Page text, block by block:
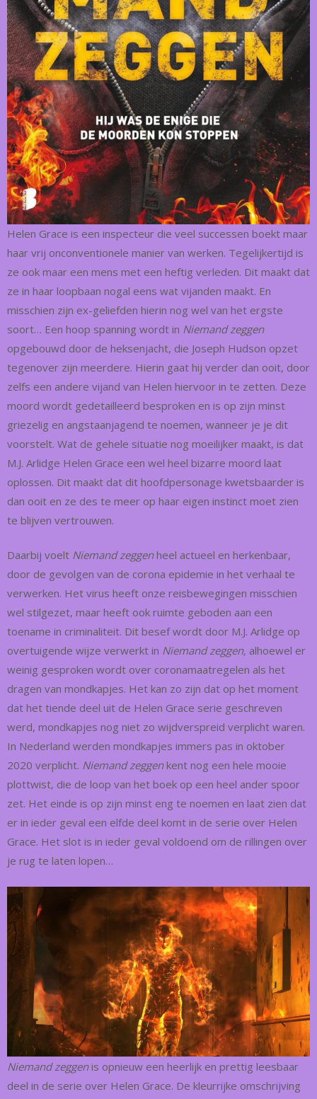
Helen Grace is een inspecteur die veel successen boekt maar
haar vrij onconventionele manier van werken. Tegelijkertijd is
ze ook maar een mens met een heftig verleden. Dit maakt dat
ze in haar loopbaan nogal eens wat vijanden maakt. En
misschien zijn ex-geliefden hierin nog wel van het ergste
soort… Een hoop spanning wordt in Niemand zeggen
opgebouwd door de heksenjacht, die Joseph Hudson opzet
tegenover zijn meerdere. Hierin gaat hij verder dan ooit, door
zelfs een andere vijand van Helen hiervoor in te zetten. Deze
moord wordt gedetailleerd besproken en is op zijn minst
griezelig en angstaanjagend te noemen, wanneer je je dit
voorstelt. Wat de gehele situatie nog moeilijker maakt, is dat
M.J. Arlidge Helen Grace een wel heel bizarre moord laat
oplossen. Dit maakt dat dit hoofdpersonage kwetsbaarder is
dan ooit en ze des te meer op haar eigen instinct moet zien
te blijven vertrouwen.
Daarbij voelt Niemand zeggenheel actueel en herkenbaar,
door de gevolgen van de corona epidemie in het verhaal te
verwerken. Het virus heeft onze reisbewegingen misschien
wel stilgezet, maar heeft ook ruimte geboden aan een
toename in criminaliteit. Dit besef wordt door M.J. Arlidge op
overtuigende wijze verwerkt in Niemand zeggen, alhoewel er
weinig gesproken wordt over coronamaatregelen als het
dragen van mondkapjes. Het kan zo zijn dat op het moment
dat het tiende deel uit de Helen Grace serie geschreven
werd, mondkapjes nog niet zo wijdverspreid verplicht waren.
In Nederland werden mondkapjes immers pas in oktober
2020 verplicht. Niemand zeggenkent nog een hele mooie
plottwist, die de loop van het boek op een heel ander spoor
zet. Het einde is op zijn minst eng te noemen en laat zien dat
er in ieder geval een elfde deel komt in de serie over Helen
Grace. Het slot is in ieder geval voldoend om de rillingen over
je rug te laten lopen…
Niemand zeggenis opnieuw een heerlijk en prettig leesbaar
deel in de serie over Helen Grace. De kleurrijke omschrijving